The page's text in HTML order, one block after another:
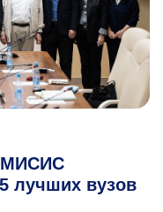
МИСИС
лучших вузов